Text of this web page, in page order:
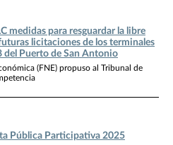
medidas para resguardar la libre
licitaciones de los terminales
del Puerto de San Antonio
(FNE) propuso al Tribunal de
Pública Participativa 2025